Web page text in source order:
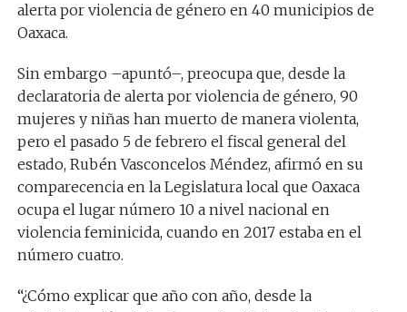
alerta por violencia de género en 40 municipios de
Oaxaca.
Sin embargo –apuntó–, preocupa que, desde la
declaratoria de alerta por violencia de género, 90
mujeres y niñas han muerto de manera violenta,
pero el pasado 5 de febrero el fiscal general del
estado, Rubén Vasconcelos Méndez, afirmó en su
comparecencia en la Legislatura local que Oaxaca
ocupa el lugar número 10 a nivel nacional en
violencia feminicida, cuando en 2017 estaba en el
número cuatro.
“¿Cómo explicar que año con año, desde la